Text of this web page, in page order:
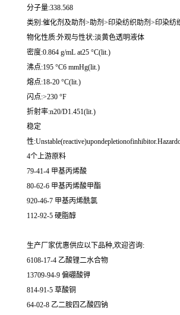
分子量:338.568
类别:催化剂及助剂>助剂>印染纺织助剂>印染纺
物化性质:外观与性状:淡黄色透明液体
密度:0.864 g/mL at25 °C(lit.)
沸点:195 °C6 mmHg(lit.)
熔点:18-20 °C(lit.)
闪点:>230 °F
折射率:n20/D1.451(lit.)
稳定
性
4个上游原料
79-41-4 甲基丙烯酸
80-62-6 甲基丙烯酸甲酯
920-46-7 甲基丙烯酰氯
112-92-5 硬脂醇
生产厂家优惠供应以下品种,欢迎咨询:
6108-17-4 乙酸锂二水合物
13709-94-9 偏硼酸钾
814-91-5 草酸铜
64-02-8 乙二胺四乙酸四钠